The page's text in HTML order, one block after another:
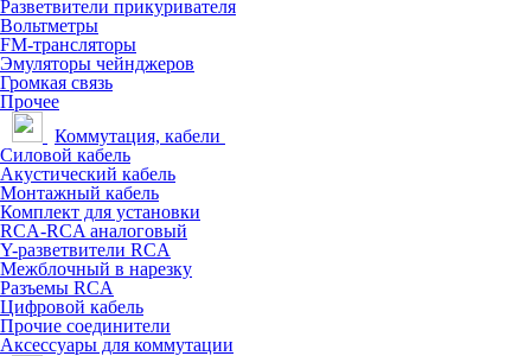
Разветвители прикуривателя
Вольтметры
FM-трансляторы
Эмуляторы чейнджеров
Громкая связь
Прочее
Коммутация, кабели
Силовой кабель
Акустический кабель
Монтажный кабель
Комплект для установки
RCA-RCA аналоговый
Y-разветвители RCA
Межблочный в нарезку
Разъемы RCA
Цифровой кабель
Прочие соединители
Аксессуары для коммутации